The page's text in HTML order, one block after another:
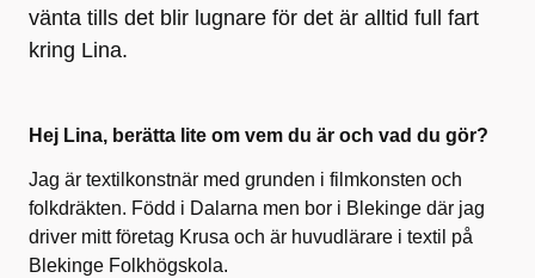
vänta tills det blir lugnare för det är alltid full fart
kring Lina.
Hej Lina, berätta lite om vem du är och vad du gör?
Jag är textilkonstnär med grunden i filmkonsten och
folkdräkten. Född i Dalarna men bor i Blekinge där jag
driver mitt företag Krusa och är huvudlärare i textil på
Blekinge Folkhögskola.